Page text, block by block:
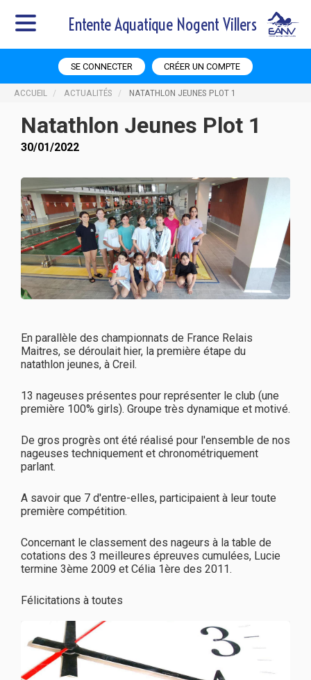
Entente Aquatique Nogent Villers
SE CONNECTER CRÉER UN COMPTE
ACCUEIL ACTUALITÉS NATATHLON JEUNES PLOT 1
Natathlon Jeunes Plot 1
30/01/2022
En parallèle des championnats de France Relais
Maitres, se déroulait hier, la première étape du
natathlon jeunes, à Creil.
13 nageuses présentes pour représenter le club (une
première 100% girls). Groupe très dynamique et motivé.
De gros progrès ont été réalisé pour l'ensemble de nos
nageuses techniquement et chronométriquement
parlant.
A savoir que 7 d'entre-elles, participaient à leur toute
première compétition.
Concernant le classement des nageurs à la table de
cotations des 3 meilleures épreuves cumulées, Lucie
termine 3ème 2009 et Célia 1ère des 2011.
Félicitations à toutes